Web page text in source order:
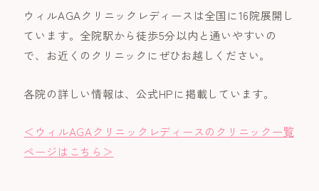
ウィルAGAクリニックレディースは全国に16院展開し
ています。全院駅から徒歩5分以内と通いやすいの
で、お近くのクリニックにぜひお越しください。
各院の詳しい情報は、公式HPに掲載しています。
＜ウィルAGAクリニックレディースのクリニック一覧
ページはこちら＞